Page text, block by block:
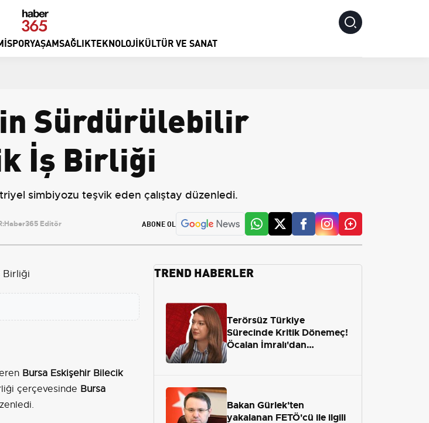
SPORYAŞAMSAĞLIKTEKNOLOJIKÜLTÜR VE SANAT
Sürdürülebilir
İş Birliği
simbiyozu teşvik eden çalıştay düzenledi.
Haber365 Editör ABONE OL
Bursa Eskişehir Bilecik
çerçevesinde Bursa
TREND HABERLER
Terörsüz Türkiye
Sürecinde Kritik Dönemeç!
Öcalan İmralı'dan
Bakan Gürlek'ten
yakalanan FETÖ'cü ile ilgili